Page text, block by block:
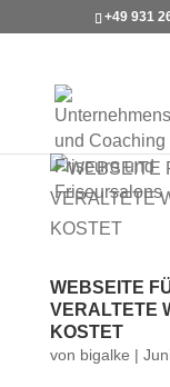
+49 931
WEBSEITE
VERALTETE
KOSTET
von bigalke |